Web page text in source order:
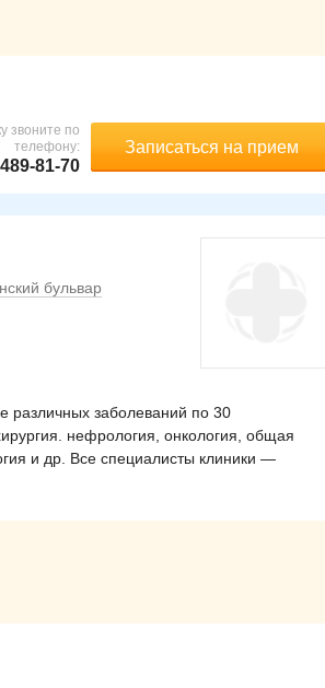
Записаться на прием
звоните по
телефону:
81-70
бульвар
различных заболеваний по 30
нефрология, онкология, общая
и др. Все специалисты клиники —